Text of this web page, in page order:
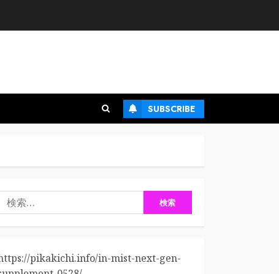
SUBSCRIBE
検
:
pikakichi.info/in-mist-next-gen-